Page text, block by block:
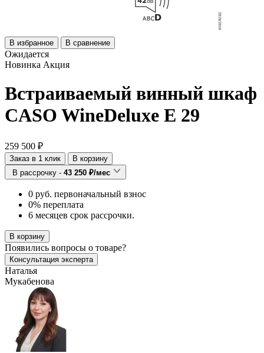
В избранное В сравнение
Ожидается
Новинка Акция
Встраиваемый винный шкаф
CASO WineDeluxe E 29
259 500 ₽
Заказ в 1 клик
В корзину
В рассрочку - 43 250 ₽/мес
0 руб. первоначальный взнос
0% переплата
6 месяцев срок рассрочки.
В корзину
Появились вопросы о товаре?
Консультация эксперта
Наталья
Мукабенова